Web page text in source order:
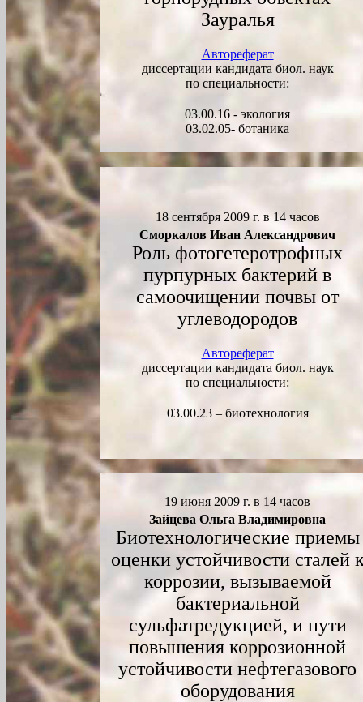
Зауралья
Автореферат
диссертации кандидата биол. наук
по специальности:
03.00.16 - экология
03.02.05- ботаника
18 сентября 2009 г. в 14 часов
Сморкалов Иван Александрович
Роль фотогетеротрофных
пурпурных бактерий в
самоочищении почвы от
углеводородов
Автореферат
диссертации кандидата биол. наук
по специальности:
03.00.23 – биотехнология
19 июня 2009 г. в 14 часов
Зайцева Ольга Владимировна
Биотехнологические приемы
оценки устойчивости сталей
коррозии, вызываемой
бактериальной
сульфатредукцией, и пути
повышения коррозионной
устойчивости нефтегазового
оборудования